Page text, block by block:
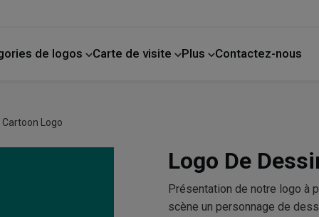
de logos Carte de visite Plus Contactez-nous
Cartoon Logo
Logo De
Présentation de notre logo à
scène un personnage de